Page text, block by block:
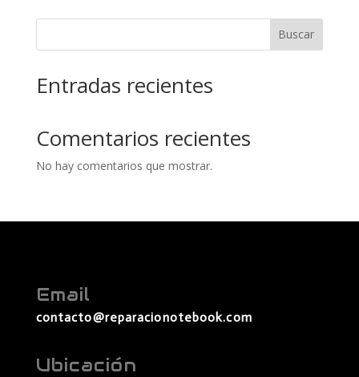
Buscar
Entradas recientes
Comentarios recientes
No hay comentarios que mostrar.
Email
contacto@reparacionotebook.com
Ubicación